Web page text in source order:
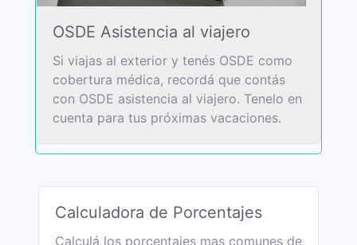
OSDE Asistencia al viajero
Si viajas al exterior y tenés OSDE como
cobertura médica, recordá que contás
con OSDE asistencia al viajero. Tenelo en
cuenta para tus próximas vacaciones.
Calculadora de Porcentajes
Calculá los porcentajes mas comunes de